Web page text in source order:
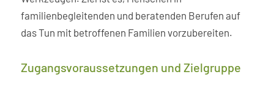
familienbegleitenden und beratenden Berufen auf
das Tun mit betroffenen Familien vorzubereiten.
Zugangsvoraussetzungen und Zielgruppe